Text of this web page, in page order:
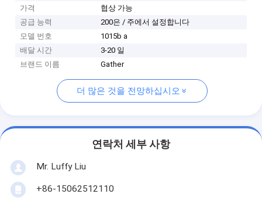
가격
협상 가능
공급 능력
200은 / 주에서 설정합니다
모델 번호
1015b a
배달 시간
3-20 일
브랜드 이름
Gather
더 많은 것을 전망하십시오
연락처 세부 사항
Mr. Luffy Liu
+86-15062512110